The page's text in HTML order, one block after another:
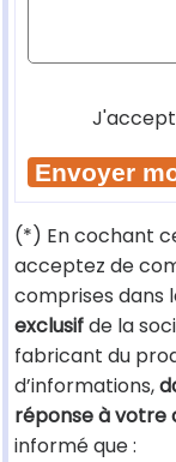
(*) En cochant
acceptez de
comprises dans
exclusifde la
fabricant du
d’informations,
réponse à votre
informé que :